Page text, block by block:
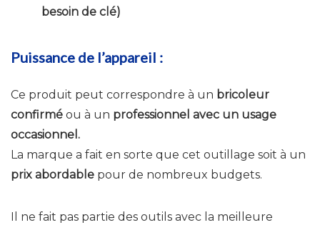
besoin de clé)
Puissance de l’appareil :
Ce produit peut correspondre à un bricoleur
confirmé ou à un professionnel avec un usage
occasionnel.
La marque a fait en sorte que cet outillage soit à un
prix abordable pour de nombreux budgets.
Il ne fait pas partie des outils avec la meilleure